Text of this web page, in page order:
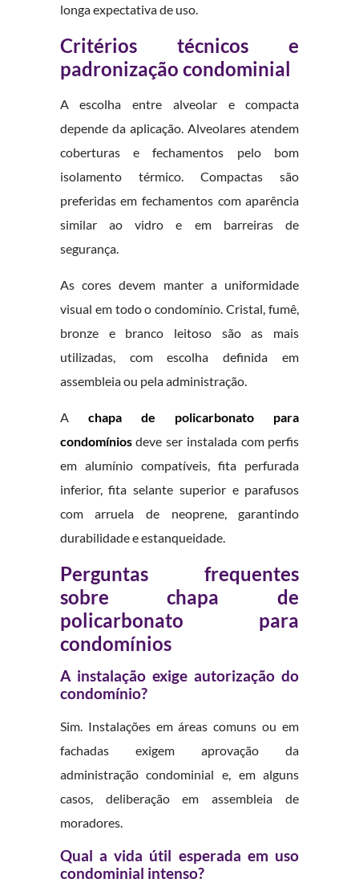
longa expectativa de uso.
Critérios técnicos e
padronização condominial
A escolha entre alveolar e compacta
depende da aplicação. Alveolares atendem
coberturas e fechamentos pelo bom
isolamento térmico. Compactas são
preferidas em fechamentos com aparência
similar ao vidro e em barreiras de
segurança.
As cores devem manter a uniformidade
visual em todo o condomínio. Cristal, fumê,
bronze e branco leitoso são as mais
utilizadas, com escolha definida em
assembleia ou pela administração.
A chapa de policarbonato para
condomíniosdeve ser instalada com perfis
em alumínio compatíveis, fita perfurada
inferior, fita selante superior e parafusos
com arruela de neoprene, garantindo
durabilidade e estanqueidade.
Perguntas frequentes
sobre chapa de
policarbonato para
condomínios
A instalação exige autorização do
condomínio?
Sim. Instalações em áreas comuns ou em
fachadas exigem aprovação da
administração condominial e, em alguns
casos, deliberação em assembleia de
moradores.
Qual a vida útil esperada em uso
condominial intenso?